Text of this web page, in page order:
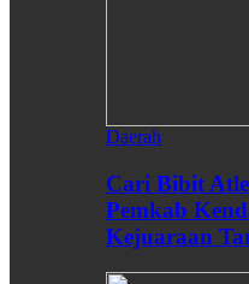
Daerah
Cari Bibit
Pemkab
Kejuaraan